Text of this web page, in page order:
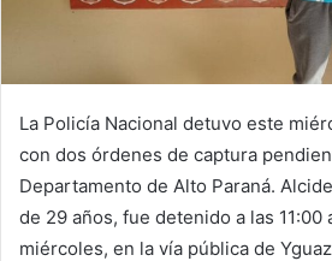
La Policía Nacional detuvo este
con dos órdenes de captura
Departamento de Alto Paraná.
de 29 años, fue detenido a las 11:00
miércoles, en la vía pública de